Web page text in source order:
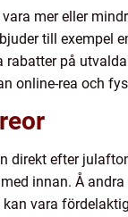
mer eller
till exempel
på
online-rea och
direkt efter
innan. Å
vara